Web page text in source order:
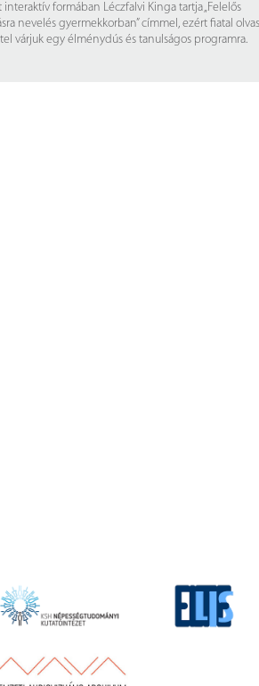
interaktív formában Léczfalvi Kinga tartja „Felelős
nevelés gyermekkorban” címmel, ezért fiatal
várjuk egy élménydús és tanulságos programra.